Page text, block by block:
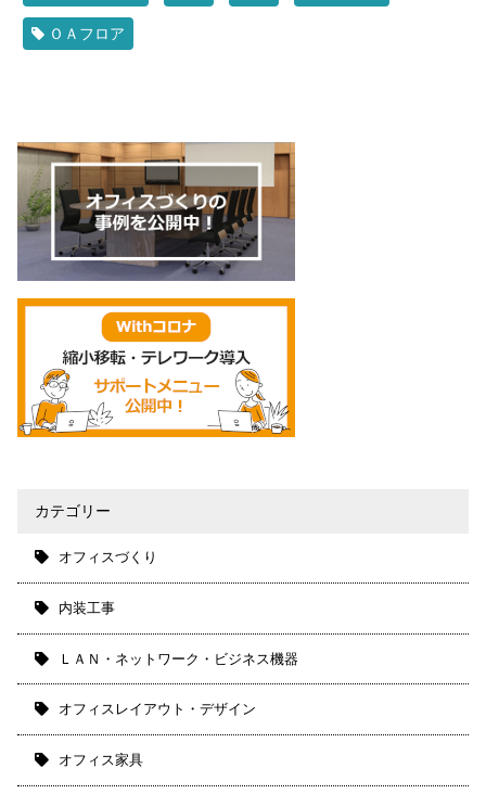
ＯＡフロア
カテゴリー
オフィスづくり
内装工事
ＬＡＮ・ネットワーク・ビジネス機器
オフィスレイアウト・デザイン
オフィス家具